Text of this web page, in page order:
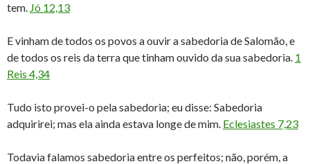
tem. Jó 12,13
E vinham de todos os povos a ouvir a sabedoria de Salomão, e
de todos os reis da terra que tinham ouvido da sua sabedoria. 1
Reis 4,34
Tudo isto provei-o pela sabedoria; eu disse: Sabedoria
adquirirei; mas ela ainda estava longe de mim. Eclesiastes 7,23
Todavia falamos sabedoria entre os perfeitos; não, porém, a